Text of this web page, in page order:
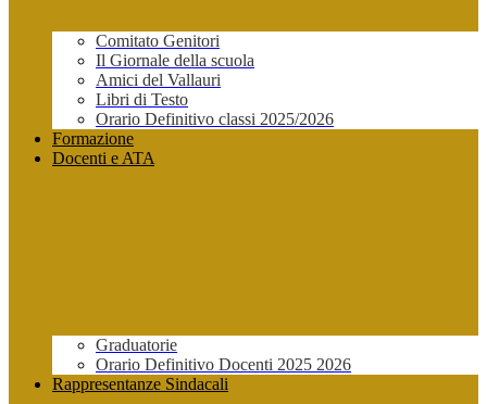
Comitato Genitori
Il Giornale della scuola
Amici del Vallauri
Libri di Testo
Orario Definitivo classi 2025/2026
Formazione
Docenti e ATA
Graduatorie
Orario Definitivo Docenti 2025 2026
Rappresentanze Sindacali